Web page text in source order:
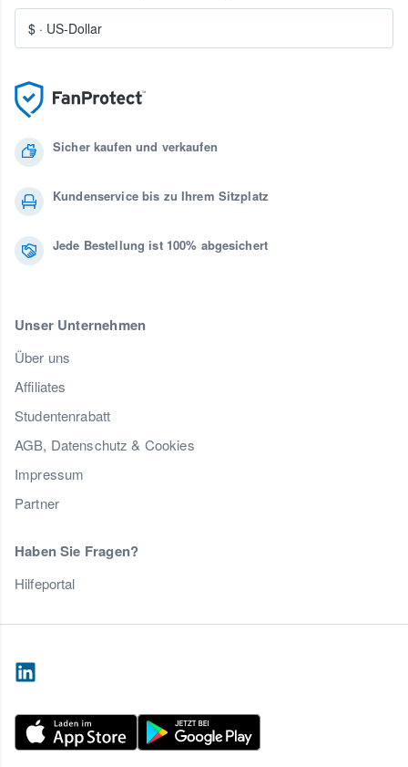
Sicher kaufen und verkaufen
Kundenservice bis zu Ihrem Sitzplatz
Jede Bestellung ist 100% abgesichert
Unser Unternehmen
Über uns
Affiliates
Studentenrabatt
AGB, Datenschutz & Cookies
Impressum
Partner
Haben Sie Fragen?
Hilfeportal
$ · US-Dollar